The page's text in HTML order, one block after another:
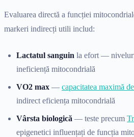
Evaluarea directă a funcției
markeri indirecți utili includ:
Lactatul sanguin la efort — niveluri
ineficiență mitocondrială
VO2 max — capacitatea maximă
indirect eficiența mitocondrială
Vârsta biologică — teste precum
epigenetici influențați de funcția